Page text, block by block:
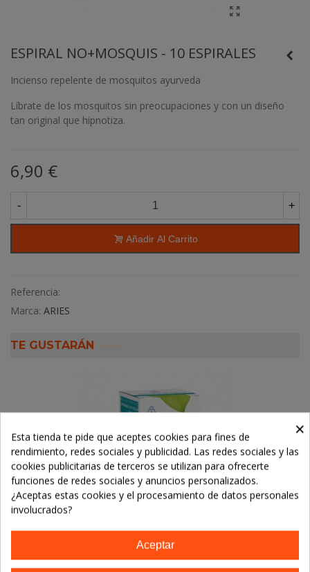
ESPIRAL NO+MOSQUIS - 10 ESPIRALES
Incienso repelente de mosquitos ayurveda
Líbrate de los mosquitos sin preocupaciones y con un diseño
tan original que hipnotiza.
6,90 €
- +
Añadir Al Carrito
Referencia:
Marca: ARIES
TE GUSTARÁN
×
Esta tienda te pide que aceptes cookies para fines de
rendimiento, redes sociales y publicidad. Las redes sociales y las
cookies publicitarias de terceros se utilizan para ofrecerte
funciones de redes sociales y anuncios personalizados.
¿Aceptas estas cookies y el procesamiento de datos personales
involucrados?
Aceptar